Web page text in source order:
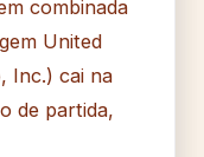
combinada
United
Inc.) cai na
de partida,